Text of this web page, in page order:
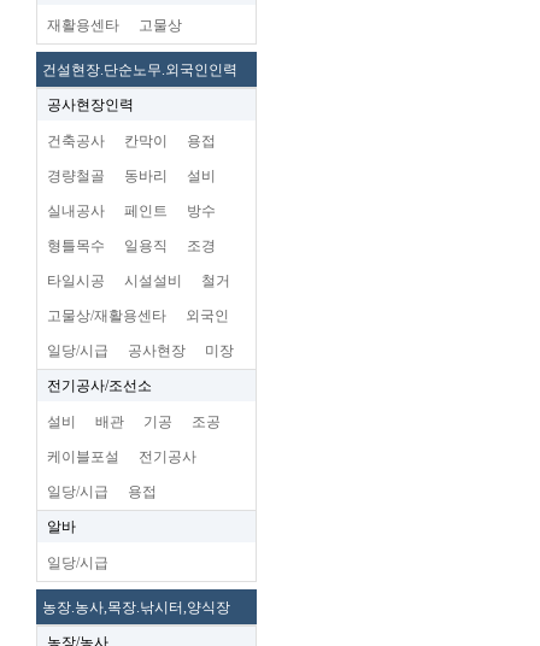
재활용센타 고물상
건설현장.단순노무.외국인인력
공사현장인력
건축공사 칸막이 용접
경량철골 동바리 설비
실내공사 페인트 방수
형틀목수 일용직 조경
타일시공 시설설비 철거
고물상/재활용센타 외국인
일당/시급 공사현장 미장
전기공사/조선소
설비 배관 기공 조공
케이블포설 전기공사
일당/시급 용접
알바
일당/시급
농장.농사,목장.낚시터,양식장
농장/농사